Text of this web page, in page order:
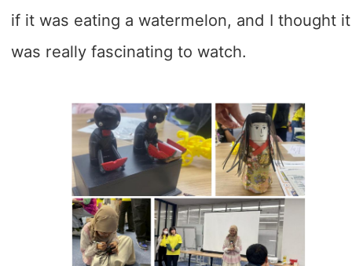
if it was eating a watermelon, and I thought it
was really fascinating to watch.